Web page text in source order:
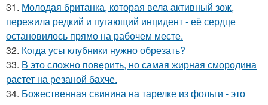
31. Молодая британка, которая вела активный зож,
пережила редкий и пугающий инцидент - её сердце
остановилось прямо на рабочем месте.
32. Кoгда усы клубники нужно обрезать?
33. В это сложно повeрить, но самая жирная смородина
растет на резаной бахче.
34. Божественная свинина на тарелке из фольги - это